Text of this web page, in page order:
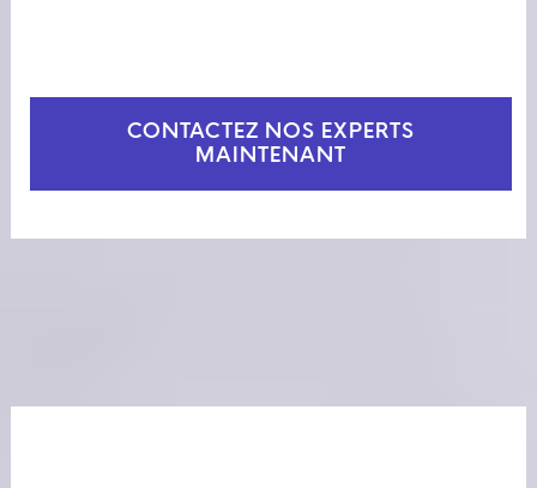
CONTACTEZ NOS EXPERTS
MAINTENANT